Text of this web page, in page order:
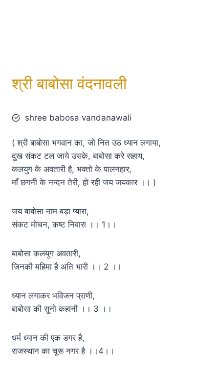
श्री बाबोसा वंदनावली
shree babosa vandanawali
( श्री बाबोसा भगवान का, जो नित उठ ध्यान लगाया,
दुख संकट टल जाये उसके, बाबोसा करे सहाय,
कलयुग के अवतारी है, भक्तो के पालनहार,
माँ छगनी के नन्दन तेरी, हो रही जय जयकार ।। )
जय बाबोसा नाम बड़ा प्यारा,
संकट मोचन, कष्ट निवारा ।। 1।।
बाबोसा कलयुग अवतारी,
जिनकी महिमा है अति भारी ।। 2 ।।
ध्यान लगाकर भविजन प्राणी,
बाबोसा की सुनो कहानी ।। 3 ।।
धर्म ध्यान की एक डगर है,
राजस्थान का चूरू नगर है ।।4।।